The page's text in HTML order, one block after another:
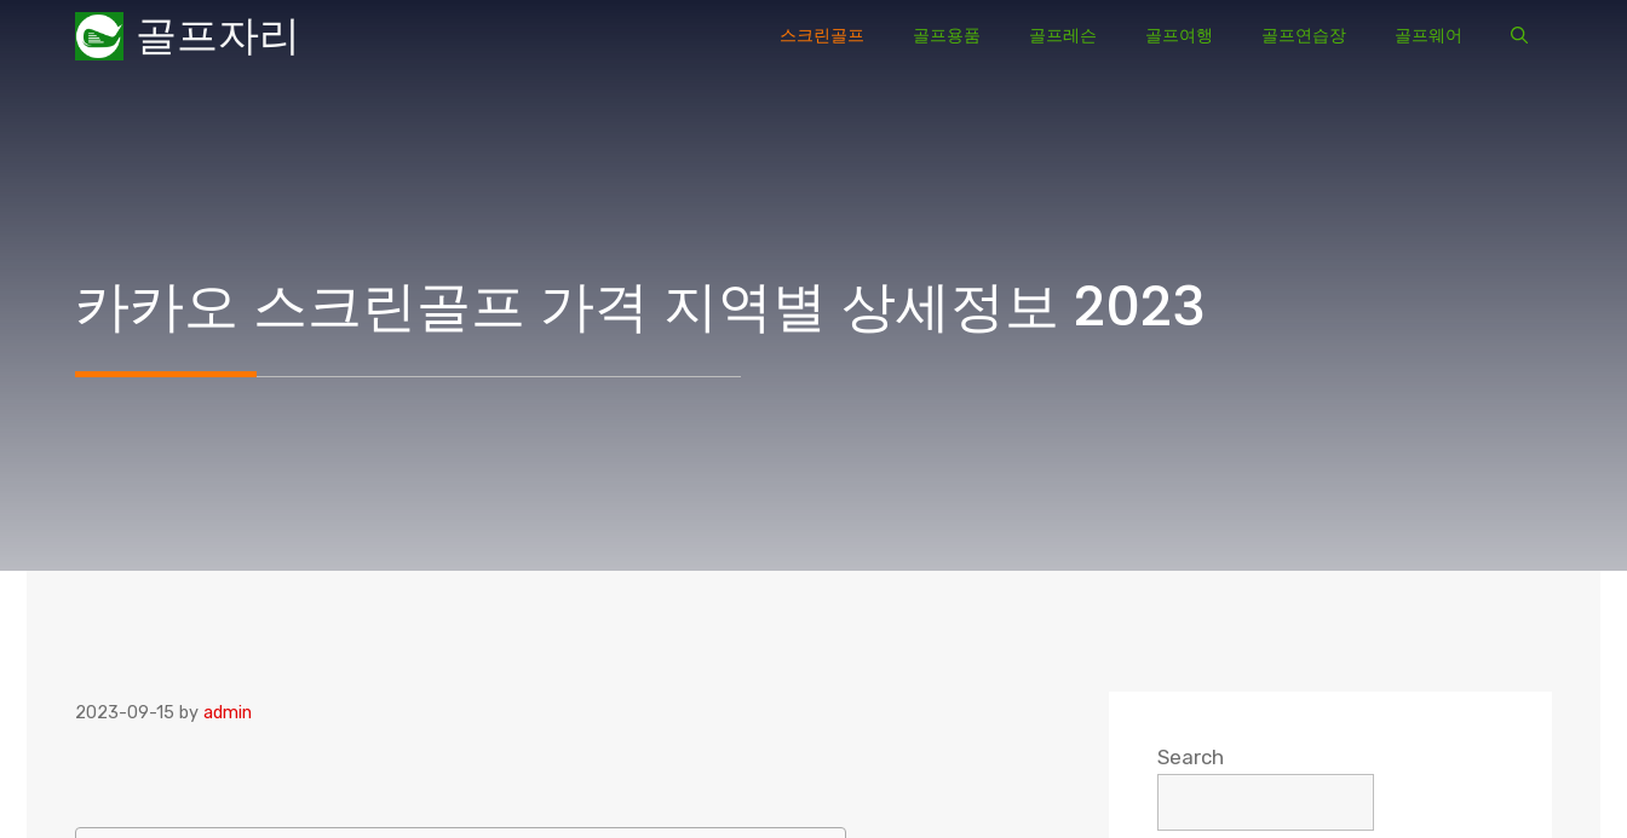
골프자리 스크린골프 골프용품 골프레슨 골프여행 골프연습장 골프웨어
카카오 스크린골프 가격 지역별 상세정보 2023
2023-09-15 by admin
Search